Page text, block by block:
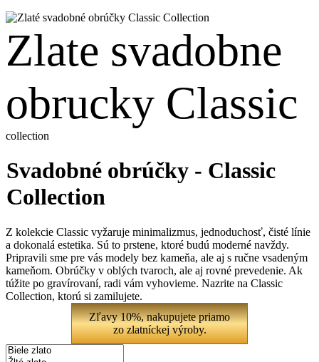
Zlate svadobne
obrucky Classic
collection
Svadobné obrúčky - Classic
Collection
Z kolekcie Classic vyžaruje minimalizmus, jednoduchosť, čisté línie
a dokonalá estetika. Sú to prstene, ktoré budú moderné navždy.
Pripravili sme pre vás modely bez kameňa, ale aj s ručne vsadeným
kameňom. Obrúčky v oblých tvaroch, ale aj rovné prevedenie. Ak
túžite po gravírovaní, radi vám vyhovieme. Nazrite na Classic
Collection, ktorú si zamilujete.
Zľavy 10%, nakupujete priamo
zo zlatníckej výroby.